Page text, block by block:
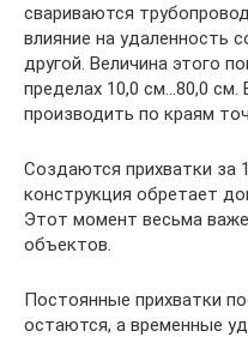
свариваются
влияние на удаленность
другой. Величина этого
пределах 10,0 см…80,0
производить по краям
Создаются прихватки за
конструкция обретает
Этот момент весьма
объектов.
Постоянные прихватки
остаются, а временные